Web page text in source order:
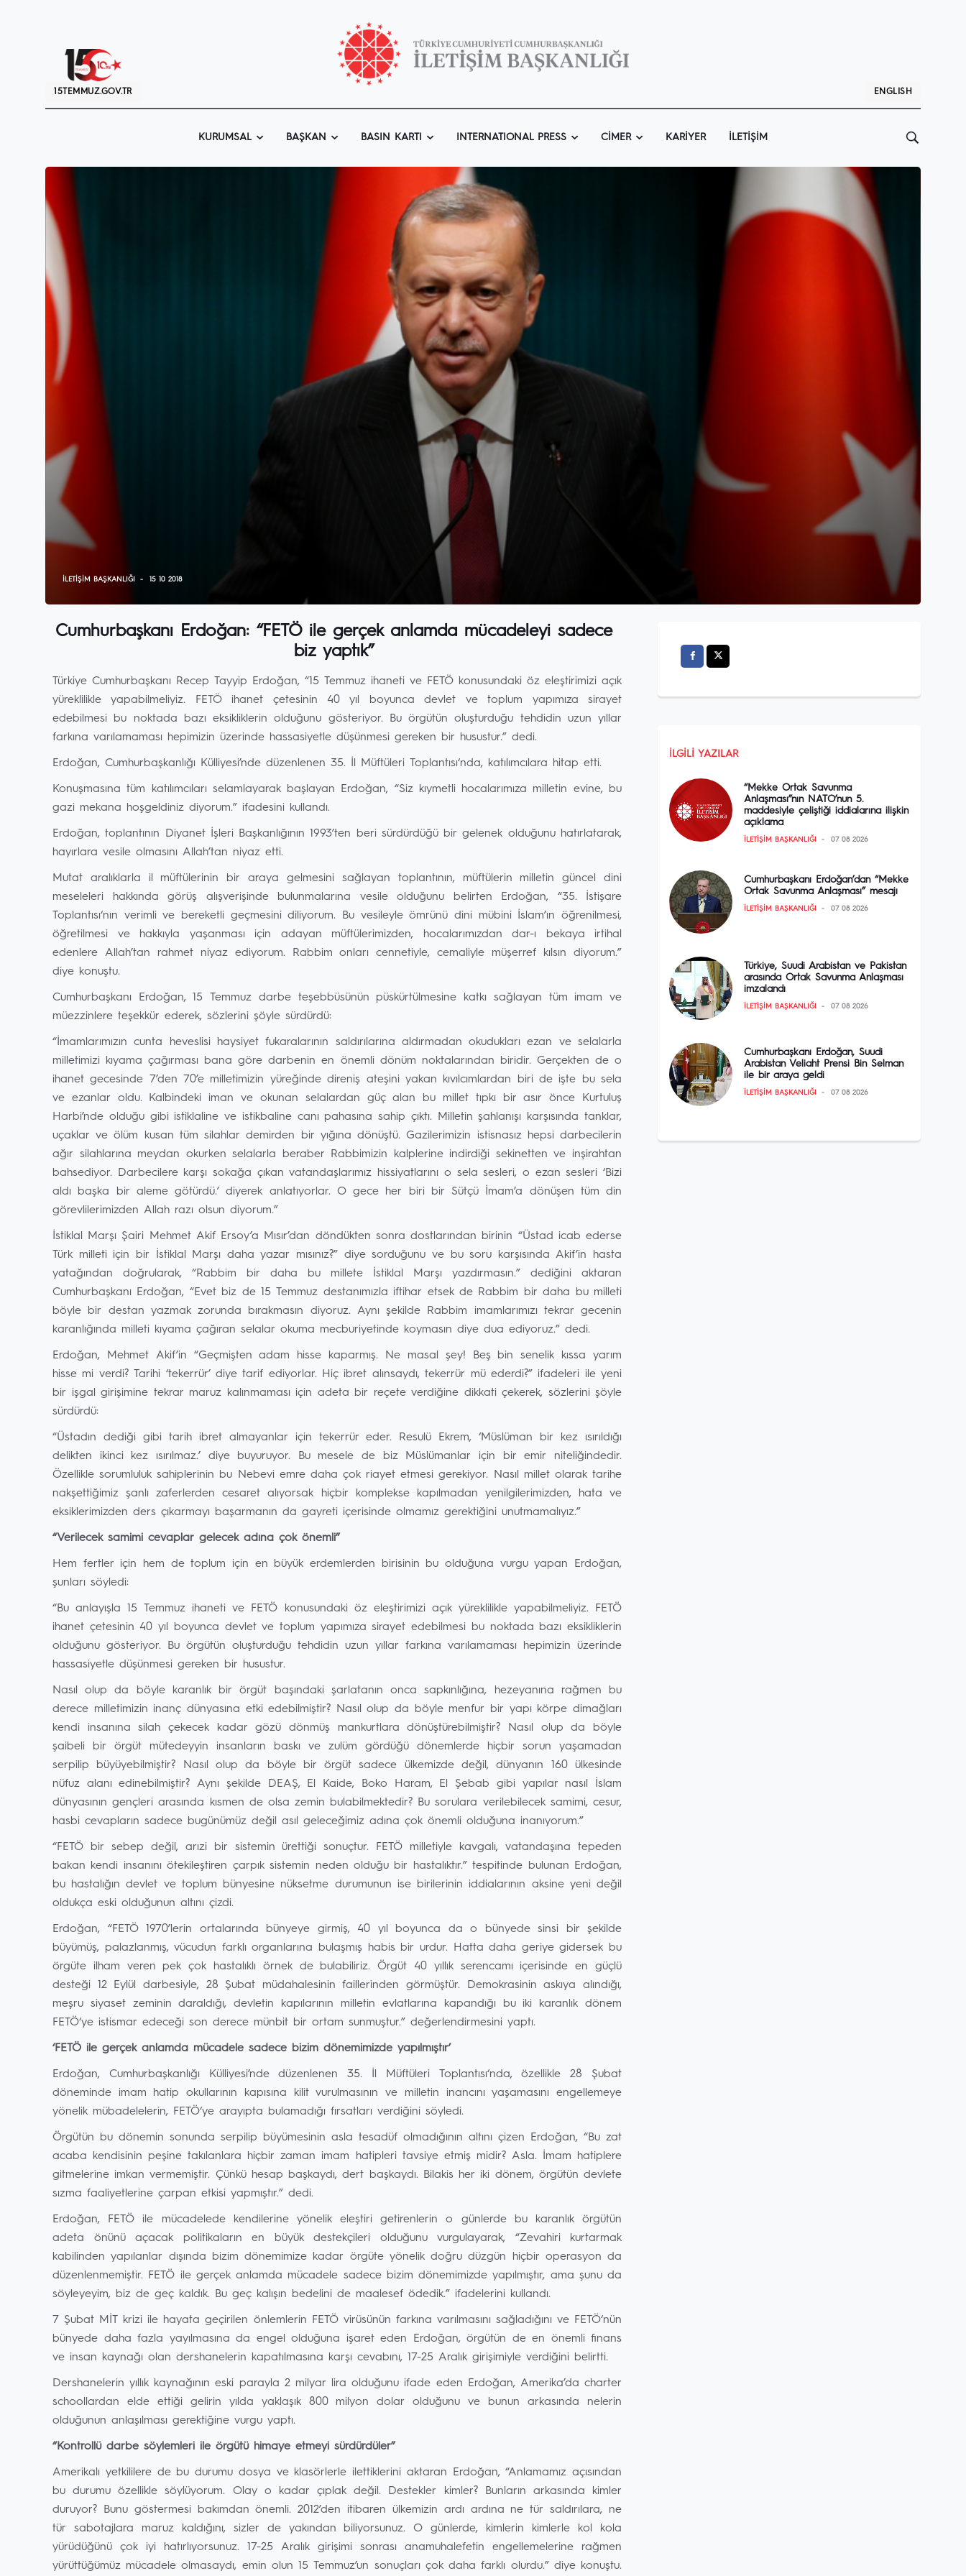
15TEMMUZ.GOV.TR ENGLISH
KURUMSAL BAŞKAN BASIN KARTI INTERNATIONAL PRESS CIMER KARIYER İLETIŞIM
İLETIŞIM BAŞKANLIĞI 15 10 2018
Cumhurbaşkanı Erdoğan: “FETÖ ile gerçek anlamda mücadeleyi sadece
biz yaptık”
Türkiye Cumhurbaşkanı Recep Tayyip Erdoğan, “15 Temmuz ihaneti ve FETÖ konusundaki öz eleştirimizi açık
yüreklilikle yapabilmeliyiz. FETÖ ihanet çetesinin 40 yıl boyunca devlet ve toplum yapımıza sirayet
edebilmesi bu noktada bazı eksikliklerin olduğunu gösteriyor. Bu örgütün oluşturduğu tehdidin uzun yıllar
farkına varılamaması hepimizin üzerinde hassasiyetle düşünmesi gereken bir husustur.” dedi.
Erdoğan, Cumhurbaşkanlığı Külliyesi’nde düzenlenen 35. İl Müftüleri Toplantısı‘nda, katılımcılara hitap etti.
Konuşmasına tüm katılımcıları selamlayarak başlayan Erdoğan, “Siz kıymetli hocalarımıza milletin evine, bu
gazi mekana hoşgeldiniz diyorum.” ifadesini kullandı.
Erdoğan, toplantının Diyanet İşleri Başkanlığının 1993’ten beri sürdürdüğü bir gelenek olduğunu hatırlatarak,
hayırlara vesile olmasını Allah’tan niyaz etti.
Mutat aralıklarla il müftülerinin bir araya gelmesini sağlayan toplantının, müftülerin milletin güncel dini
meseleleri hakkında görüş alışverişinde bulunmalarına vesile olduğunu belirten Erdoğan, “35. İstişare
Toplantısı‘nın verimli ve bereketli geçmesini diliyorum. Bu vesileyle ömrünü dini mübini İslam’ın öğrenilmesi,
öğretilmesi ve hakkıyla yaşanması için adayan müftülerimizden, hocalarımızdan dar-ı bekaya irtihal
edenlere Allah’tan rahmet niyaz ediyorum. Rabbim onları cennetiyle, cemaliyle müşerref kılsın diyorum.”
diye konuştu.
Cumhurbaşkanı Erdoğan, 15 Temmuz darbe teşebbüsünün püskürtülmesine katkı sağlayan tüm imam ve
müezzinlere teşekkür ederek, sözlerini şöyle sürdürdü:
“İmamlarımızın cunta heveslisi haysiyet fukaralarının saldırılarına aldırmadan okudukları ezan ve selalarla
milletimizi kıyama çağırması bana göre darbenin en önemli dönüm noktalarından biridir. Gerçekten de o
ihanet gecesinde 7’den 70’e milletimizin yüreğinde direniş ateşini yakan kıvılcımlardan biri de işte bu sela
ve ezanlar oldu. Kalbindeki iman ve okunan selalardan güç alan bu millet tıpkı bir asır önce Kurtuluş
Harbi’nde olduğu gibi istiklaline ve istikbaline canı pahasına sahip çıktı. Milletin şahlanışı karşısında tanklar,
uçaklar ve ölüm kusan tüm silahlar demirden bir yığına dönüştü. Gazilerimizin istisnasız hepsi darbecilerin
ağır silahlarına meydan okurken selalarla beraber Rabbimizin kalplerine indirdiği sekinetten ve inşirahtan
bahsediyor. Darbecilere karşı sokağa çıkan vatandaşlarımız hissiyatlarını o sela sesleri, o ezan sesleri ‘Bizi
aldı başka bir aleme götürdü.’ diyerek anlatıyorlar. O gece her biri bir Sütçü İmam’a dönüşen tüm din
görevlilerimizden Allah razı olsun diyorum.”
İstiklal Marşı Şairi Mehmet Akif Ersoy’a Mısır’dan döndükten sonra dostlarından birinin “Üstad icab ederse
Türk milleti için bir İstiklal Marşı daha yazar mısınız?” diye sorduğunu ve bu soru karşısında Akif’in hasta
yatağından doğrularak, “Rabbim bir daha bu millete İstiklal Marşı yazdırmasın.” dediğini aktaran
Cumhurbaşkanı Erdoğan, “Evet biz de 15 Temmuz destanımızla iftihar etsek de Rabbim bir daha bu milleti
böyle bir destan yazmak zorunda bırakmasın diyoruz. Aynı şekilde Rabbim imamlarımızı tekrar gecenin
karanlığında milleti kıyama çağıran selalar okuma mecburiyetinde koymasın diye dua ediyoruz.” dedi.
Erdoğan, Mehmet Akif’in “Geçmişten adam hisse kaparmış. Ne masal şey! Beş bin senelik kıssa yarım
hisse mi verdi? Tarihi ‘tekerrür’ diye tarif ediyorlar. Hiç ibret alınsaydı, tekerrür mü ederdi?” ifadeleri ile yeni
bir işgal girişimine tekrar maruz kalınmaması için adeta bir reçete verdiğine dikkati çekerek, sözlerini şöyle
sürdürdü:
“Üstadın dediği gibi tarih ibret almayanlar için tekerrür eder. Resulü Ekrem, ‘Müslüman bir kez ısırıldığı
delikten ikinci kez ısırılmaz.’ diye buyuruyor. Bu mesele de biz Müslümanlar için bir emir niteliğindedir.
Özellikle sorumluluk sahiplerinin bu Nebevi emre daha çok riayet etmesi gerekiyor. Nasıl millet olarak tarihe
nakşettiğimiz şanlı zaferlerden cesaret alıyorsak hiçbir komplekse kapılmadan yenilgilerimizden, hata ve
eksiklerimizden ders çıkarmayı başarmanın da gayreti içerisinde olmamız gerektiğini unutmamalıyız.”
“Verilecek samimi cevaplar gelecek adına çok önemli”
Hem fertler için hem de toplum için en büyük erdemlerden birisinin bu olduğuna vurgu yapan Erdoğan,
şunları söyledi:
“Bu anlayışla 15 Temmuz ihaneti ve FETÖ konusundaki öz eleştirimizi açık yüreklilikle yapabilmeliyiz. FETÖ
ihanet çetesinin 40 yıl boyunca devlet ve toplum yapımıza sirayet edebilmesi bu noktada bazı eksikliklerin
olduğunu gösteriyor. Bu örgütün oluşturduğu tehdidin uzun yıllar farkına varılamaması hepimizin üzerinde
hassasiyetle düşünmesi gereken bir husustur.
Nasıl olup da böyle karanlık bir örgüt başındaki şarlatanın onca sapkınlığına, hezeyanına rağmen bu
derece milletimizin inanç dünyasına etki edebilmiştir? Nasıl olup da böyle menfur bir yapı körpe dimağları
kendi insanına silah çekecek kadar gözü dönmüş mankurtlara dönüştürebilmiştir? Nasıl olup da böyle
şaibeli bir örgüt mütedeyyin insanların baskı ve zulüm gördüğü dönemlerde hiçbir sorun yaşamadan
serpilip büyüyebilmiştir? Nasıl olup da böyle bir örgüt sadece ülkemizde değil, dünyanın 160 ülkesinde
nüfuz alanı edinebilmiştir? Aynı şekilde DEAŞ, El Kaide, Boko Haram, El Şebab gibi yapılar nasıl İslam
dünyasının gençleri arasında kısmen de olsa zemin bulabilmektedir? Bu sorulara verilebilecek samimi, cesur,
hasbi cevapların sadece bugünümüz değil asıl geleceğimiz adına çok önemli olduğuna inanıyorum.”
“FETÖ bir sebep değil, arızi bir sistemin ürettiği sonuçtur. FETÖ milletiyle kavgalı, vatandaşına tepeden
bakan kendi insanını ötekileştiren çarpık sistemin neden olduğu bir hastalıktır.” tespitinde bulunan Erdoğan,
bu hastalığın devlet ve toplum bünyesine nüksetme durumunun ise birilerinin iddialarının aksine yeni değil
oldukça eski olduğunun altını çizdi.
Erdoğan, “FETÖ 1970’lerin ortalarında bünyeye girmiş, 40 yıl boyunca da o bünyede sinsi bir şekilde
büyümüş, palazlanmış, vücudun farklı organlarına bulaşmış habis bir urdur. Hatta daha geriye gidersek bu
örgüte ilham veren pek çok hastalıklı örnek de bulabiliriz. Örgüt 40 yıllık serencamı içerisinde en güçlü
desteği 12 Eylül darbesiyle, 28 Şubat müdahalesinin faillerinden görmüştür. Demokrasinin askıya alındığı,
meşru siyaset zeminin daraldığı, devletin kapılarının milletin evlatlarına kapandığı bu iki karanlık dönem
FETÖ‘ye istismar edeceği son derece münbit bir ortam sunmuştur.” değerlendirmesini yaptı.
‘FETÖ ile gerçek anlamda mücadele sadece bizim dönemimizde yapılmıştır’
Erdoğan, Cumhurbaşkanlığı Külliyesi’nde düzenlenen 35. İl Müftüleri Toplantısı‘nda, özellikle 28 Şubat
döneminde imam hatip okullarının kapısına kilit vurulmasının ve milletin inancını yaşamasını engellemeye
yönelik mübadelelerin, FETÖ‘ye arayıpta bulamadığı fırsatları verdiğini söyledi.
Örgütün bu dönemin sonunda serpilip büyümesinin asla tesadüf olmadığının altını çizen Erdoğan, “Bu zat
acaba kendisinin peşine takılanlara hiçbir zaman imam hatipleri tavsiye etmiş midir? Asla. İmam hatiplere
gitmelerine imkan vermemiştir. Çünkü hesap başkaydı, dert başkaydı. Bilakis her iki dönem, örgütün devlete
sızma faaliyetlerine çarpan etkisi yapmıştır.” dedi.
Erdoğan, FETÖ ile mücadelede kendilerine yönelik eleştiri getirenlerin o günlerde bu karanlık örgütün
adeta önünü açacak politikaların en büyük destekçileri olduğunu vurgulayarak, “Zevahiri kurtarmak
kabilinden yapılanlar dışında bizim dönemimize kadar örgüte yönelik doğru düzgün hiçbir operasyon da
düzenlenmemiştir. FETÖ ile gerçek anlamda mücadele sadece bizim dönemimizde yapılmıştır, ama şunu da
söyleyeyim, biz de geç kaldık. Bu geç kalışın bedelini de maalesef ödedik.” ifadelerini kullandı.
7 Şubat MİT krizi ile hayata geçirilen önlemlerin FETÖ virüsünün farkına varılmasını sağladığını ve FETÖ‘nün
bünyede daha fazla yayılmasına da engel olduğuna işaret eden Erdoğan, örgütün de en önemli finans
ve insan kaynağı olan dershanelerin kapatılmasına karşı cevabını, 17-25 Aralık girişimiyle verdiğini belirtti.
Dershanelerin yıllık kaynağının eski parayla 2 milyar lira olduğunu ifade eden Erdoğan, Amerika’da charter
schoollardan elde ettiği gelirin yılda yaklaşık 800 milyon dolar olduğunu ve bunun arkasında nelerin
olduğunun anlaşılması gerektiğine vurgu yaptı.
“Kontrollü darbe söylemleri ile örgütü himaye etmeyi sürdürdüler”
Amerikalı yetkililere de bu durumu dosya ve klasörlerle ilettiklerini aktaran Erdoğan, “Anlamamız açısından
bu durumu özellikle söylüyorum. Olay o kadar çıplak değil. Destekler kimler? Bunların arkasında kimler
duruyor? Bunu göstermesi bakımdan önemli. 2012’den itibaren ülkemizin ardı ardına ne tür saldırılara, ne
tür sabotajlara maruz kaldığını, sizler de yakından biliyorsunuz. O günlerde, kimlerin kimlerle kol kola
yürüdüğünü çok iyi hatırlıyorsunuz. 17-25 Aralık girişimi sonrası anamuhalefetin engellemelerine rağmen
yürüttüğümüz mücadele olmasaydı, emin olun 15 Temmuz’un sonuçları çok daha farklı olurdu.” diye konuştu.
İLGILI YAZILAR
“Mekke Ortak Savunma
Anlaşması”nın NATO’nun 5.
maddesiyle çeliştiği iddialarına ilişkin
açıklama
İLETIŞIM BAŞKANLIĞI 07 08 2026
Cumhurbaşkanı Erdoğan’dan “Mekke
Ortak Savunma Anlaşması” mesajı
İLETIŞIM BAŞKANLIĞI 07 08 2026
Türkiye, Suudi Arabistan ve Pakistan
arasında Ortak Savunma Anlaşması
imzalandı
İLETIŞIM BAŞKANLIĞI 07 08 2026
Cumhurbaşkanı Erdoğan, Suudi
Arabistan Veliaht Prensi Bin Selman
ile bir araya geldi
İLETIŞIM BAŞKANLIĞI 07 08 2026